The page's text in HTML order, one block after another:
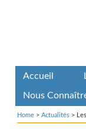
Accueil
Nous
Home > Actualités >